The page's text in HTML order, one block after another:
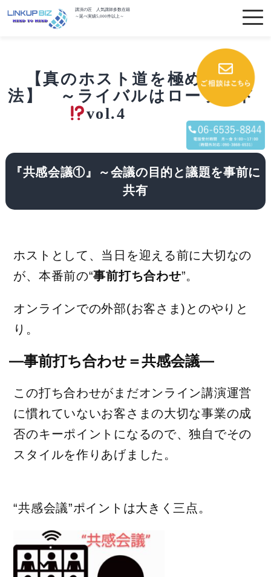
講演の匠 人気講師多数在籍
～延べ実績5,000件以上～
【真のホスト道を極める方
法】 ～ライバルはローランド
vol.4
『共感会議①』～会議の目的と議題を事前に
共有
ホストとして、当日を迎える前に大切なの
が、本番前の“事前打ち合わせ”。
オンラインでの外部(お客さま)とのやりと
り。
―事前打ち合わせ＝共感会議―
この打ち合わせがまだオンライン講演運営
に慣れていないお客さまの大切な事業の成
否のキーポイントになるので、独自でその
スタイルを作りあげました。
“共感会議”ポイントは大きく三点。